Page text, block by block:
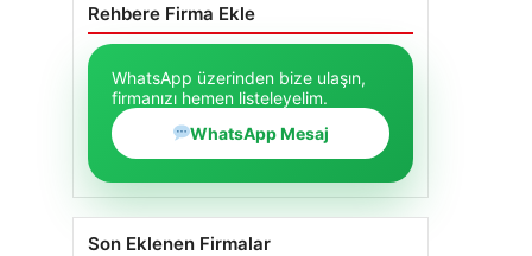
Rehbere Firma Ekle
WhatsApp üzerinden bize ulaşın,
firmanızı hemen listeleyelim.
WhatsApp Mesaj
Son Eklenen Firmalar